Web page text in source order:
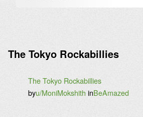
The Tokyo Rockabillies
The Tokyo Rockabillies
byu/MoniMokshith inBeAmazed